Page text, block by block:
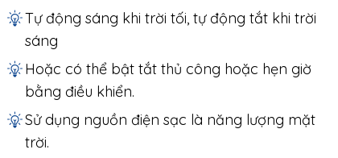
Tự động sáng khi trời tối, tự động tắt khi trời
sáng
Hoặc có thể bật tắt thủ công hoặc hẹn giờ
bằng điều khiển.
Sử dụng nguồn điện sạc là năng lượng mặt
trời.